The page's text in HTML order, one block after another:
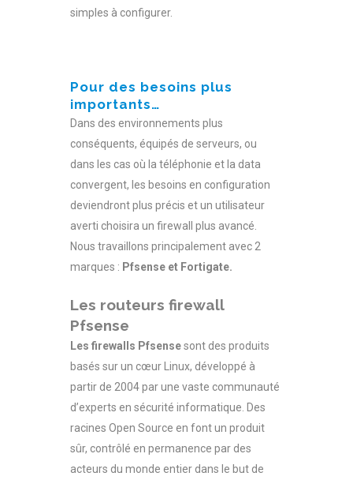
simples à configurer.
Pour des besoins plus
importants…
Dans des environnements plus
conséquents, équipés de serveurs, ou
dans les cas où la téléphonie et la data
convergent, les besoins en configuration
deviendront plus précis et un utilisateur
averti choisira un firewall plus avancé.
Nous travaillons principalement avec 2
marques : Pfsense et Fortigate.
Les routeurs firewall
Pfsense
Les firewalls Pfsensesont des produits
basés sur un cœur Linux, développé à
partir de 2004 par une vaste communauté
d’experts en sécurité informatique. Des
racines Open Source en font un produit
sûr, contrôlé en permanence par des
acteurs du monde entier dans le but de